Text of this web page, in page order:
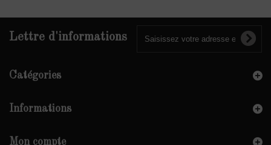
Lettre d'informations
Catégories
Informations
Mon compte